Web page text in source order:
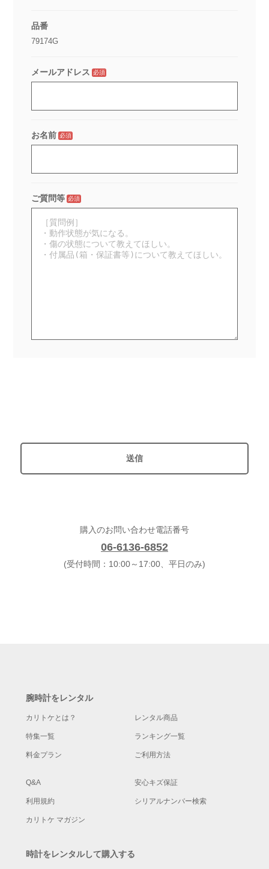
品番
79174G
メールアドレス 必須
お名前 必須
ご質問等 必須
購入のお問い合わせ電話番号
06-6136-6852
(受付時間：10:00～17:00、平日のみ)
腕時計をレンタル
カリトケとは？ レンタル商品
特集一覧 ランキング一覧
料金プラン ご利用方法
Q&A 安心キズ保証
利用規約 シリアルナンバー検索
カリトケ マガジン
時計をレンタルして購入する